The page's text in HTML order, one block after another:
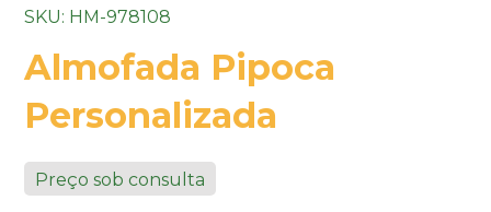
SKU: HM-978108
Almofada Pipoca
Personalizada
Preço sob consulta